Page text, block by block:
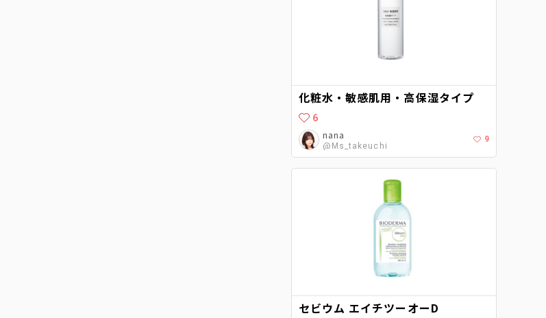
化粧水・敏感肌用・高保湿タイプ
6
nana
@Ms_takeuchi
9
セビウム エイチツーオーD